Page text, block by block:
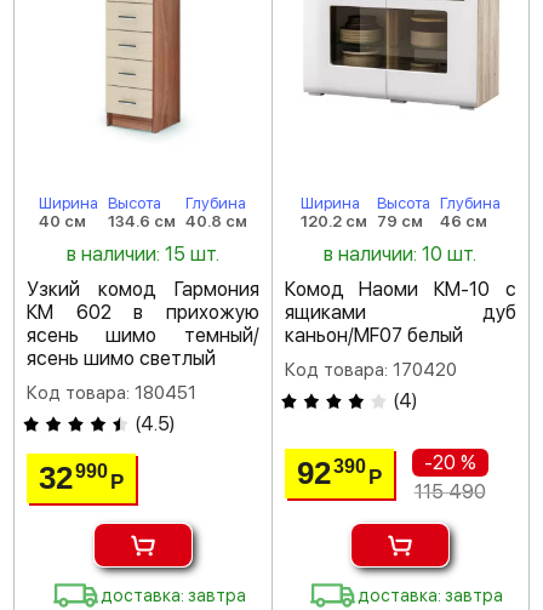
Ширина
40 см
Высота
134.6 см
Глубина
40.8 см
в наличии: 15 шт.
Узкий комод Гармония
КМ 602 в прихожую
ясень шимо темный/
ясень шимо светлый
Код товара: 180451
(4.5)
32990Р
доставка: завтра
Ширина
120.2 см
Высота
79 см
Глубина
46 см
в наличии: 10 шт.
Комод Наоми КМ-10 с
ящиками дуб
каньон/MF07 белый
Код товара: 170420
(4)
92390 Р
-20 %
115 490
доставка: завтра